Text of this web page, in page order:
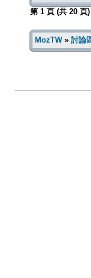
第 1 頁 (共 20 頁)
MozTW» 討論